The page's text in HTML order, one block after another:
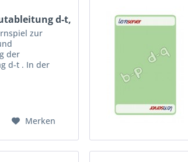
d-t,
zur
der
d-t . In der
ermöglichen
im... Merken